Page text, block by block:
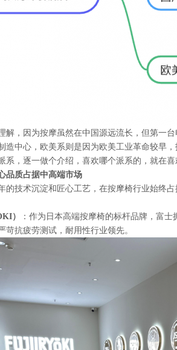
解，因为按摩虽然在中国源远流长，但第一
造中心，欧美系则是因为欧美工业革命较早
系，逐一做个介绍，喜欢哪个派系的，就在
品质占据中高端市场
的技术沉淀和匠心工艺，在按摩椅行业始终
）
：作为日本高端按摩椅的标杆品牌，富
苛抗疲劳测试，耐用性行业领先。